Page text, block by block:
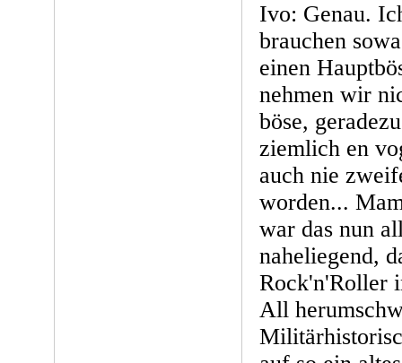
Ivo: Genau.
brauchen
einen
nehmen wir
böse,
ziemlich en
auch nie
worden...
war das nun
naheliegend,
Rock'n'Roller
All